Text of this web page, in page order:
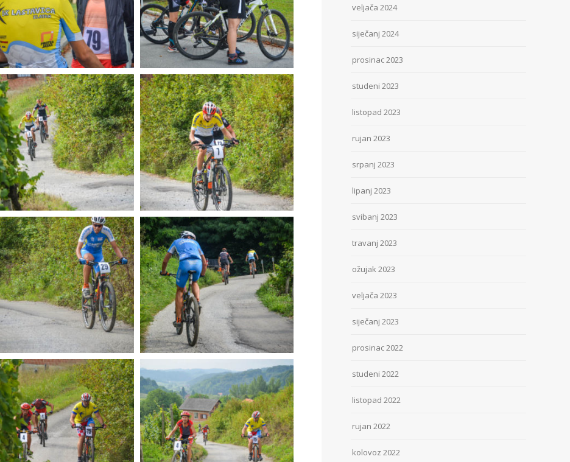
veljača 2024
siječanj 2024
prosinac 2023
studeni 2023
listopad 2023
rujan 2023
srpanj 2023
lipanj 2023
svibanj 2023
travanj 2023
ožujak 2023
veljača 2023
siječanj 2023
prosinac 2022
studeni 2022
listopad 2022
rujan 2022
kolovoz 2022